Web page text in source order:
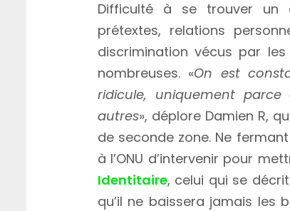
Difficulté à se trouver un
prétextes, relations
discrimination vécus par
nombreuses. «On est
ridicule, uniquement
autres», déplore Damien R,
de seconde zone. Ne
à l’ONU d’intervenir pour
Identitaire, celui qui se
qu’il ne baissera jamais les